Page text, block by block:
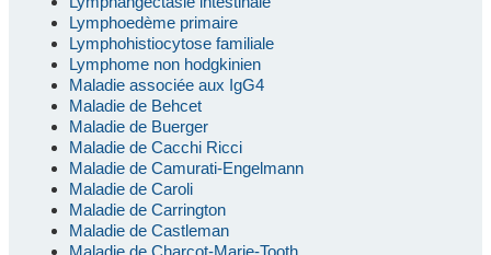
Lymphoedème primaire
Lymphohistiocytose familiale
Lymphome non hodgkinien
Maladie associée aux IgG4
Maladie de Behcet
Maladie de Buerger
Maladie de Cacchi Ricci
Maladie de Camurati-Engelmann
Maladie de Caroli
Maladie de Carrington
Maladie de Castleman
Maladie de Charcot-Marie-Tooth